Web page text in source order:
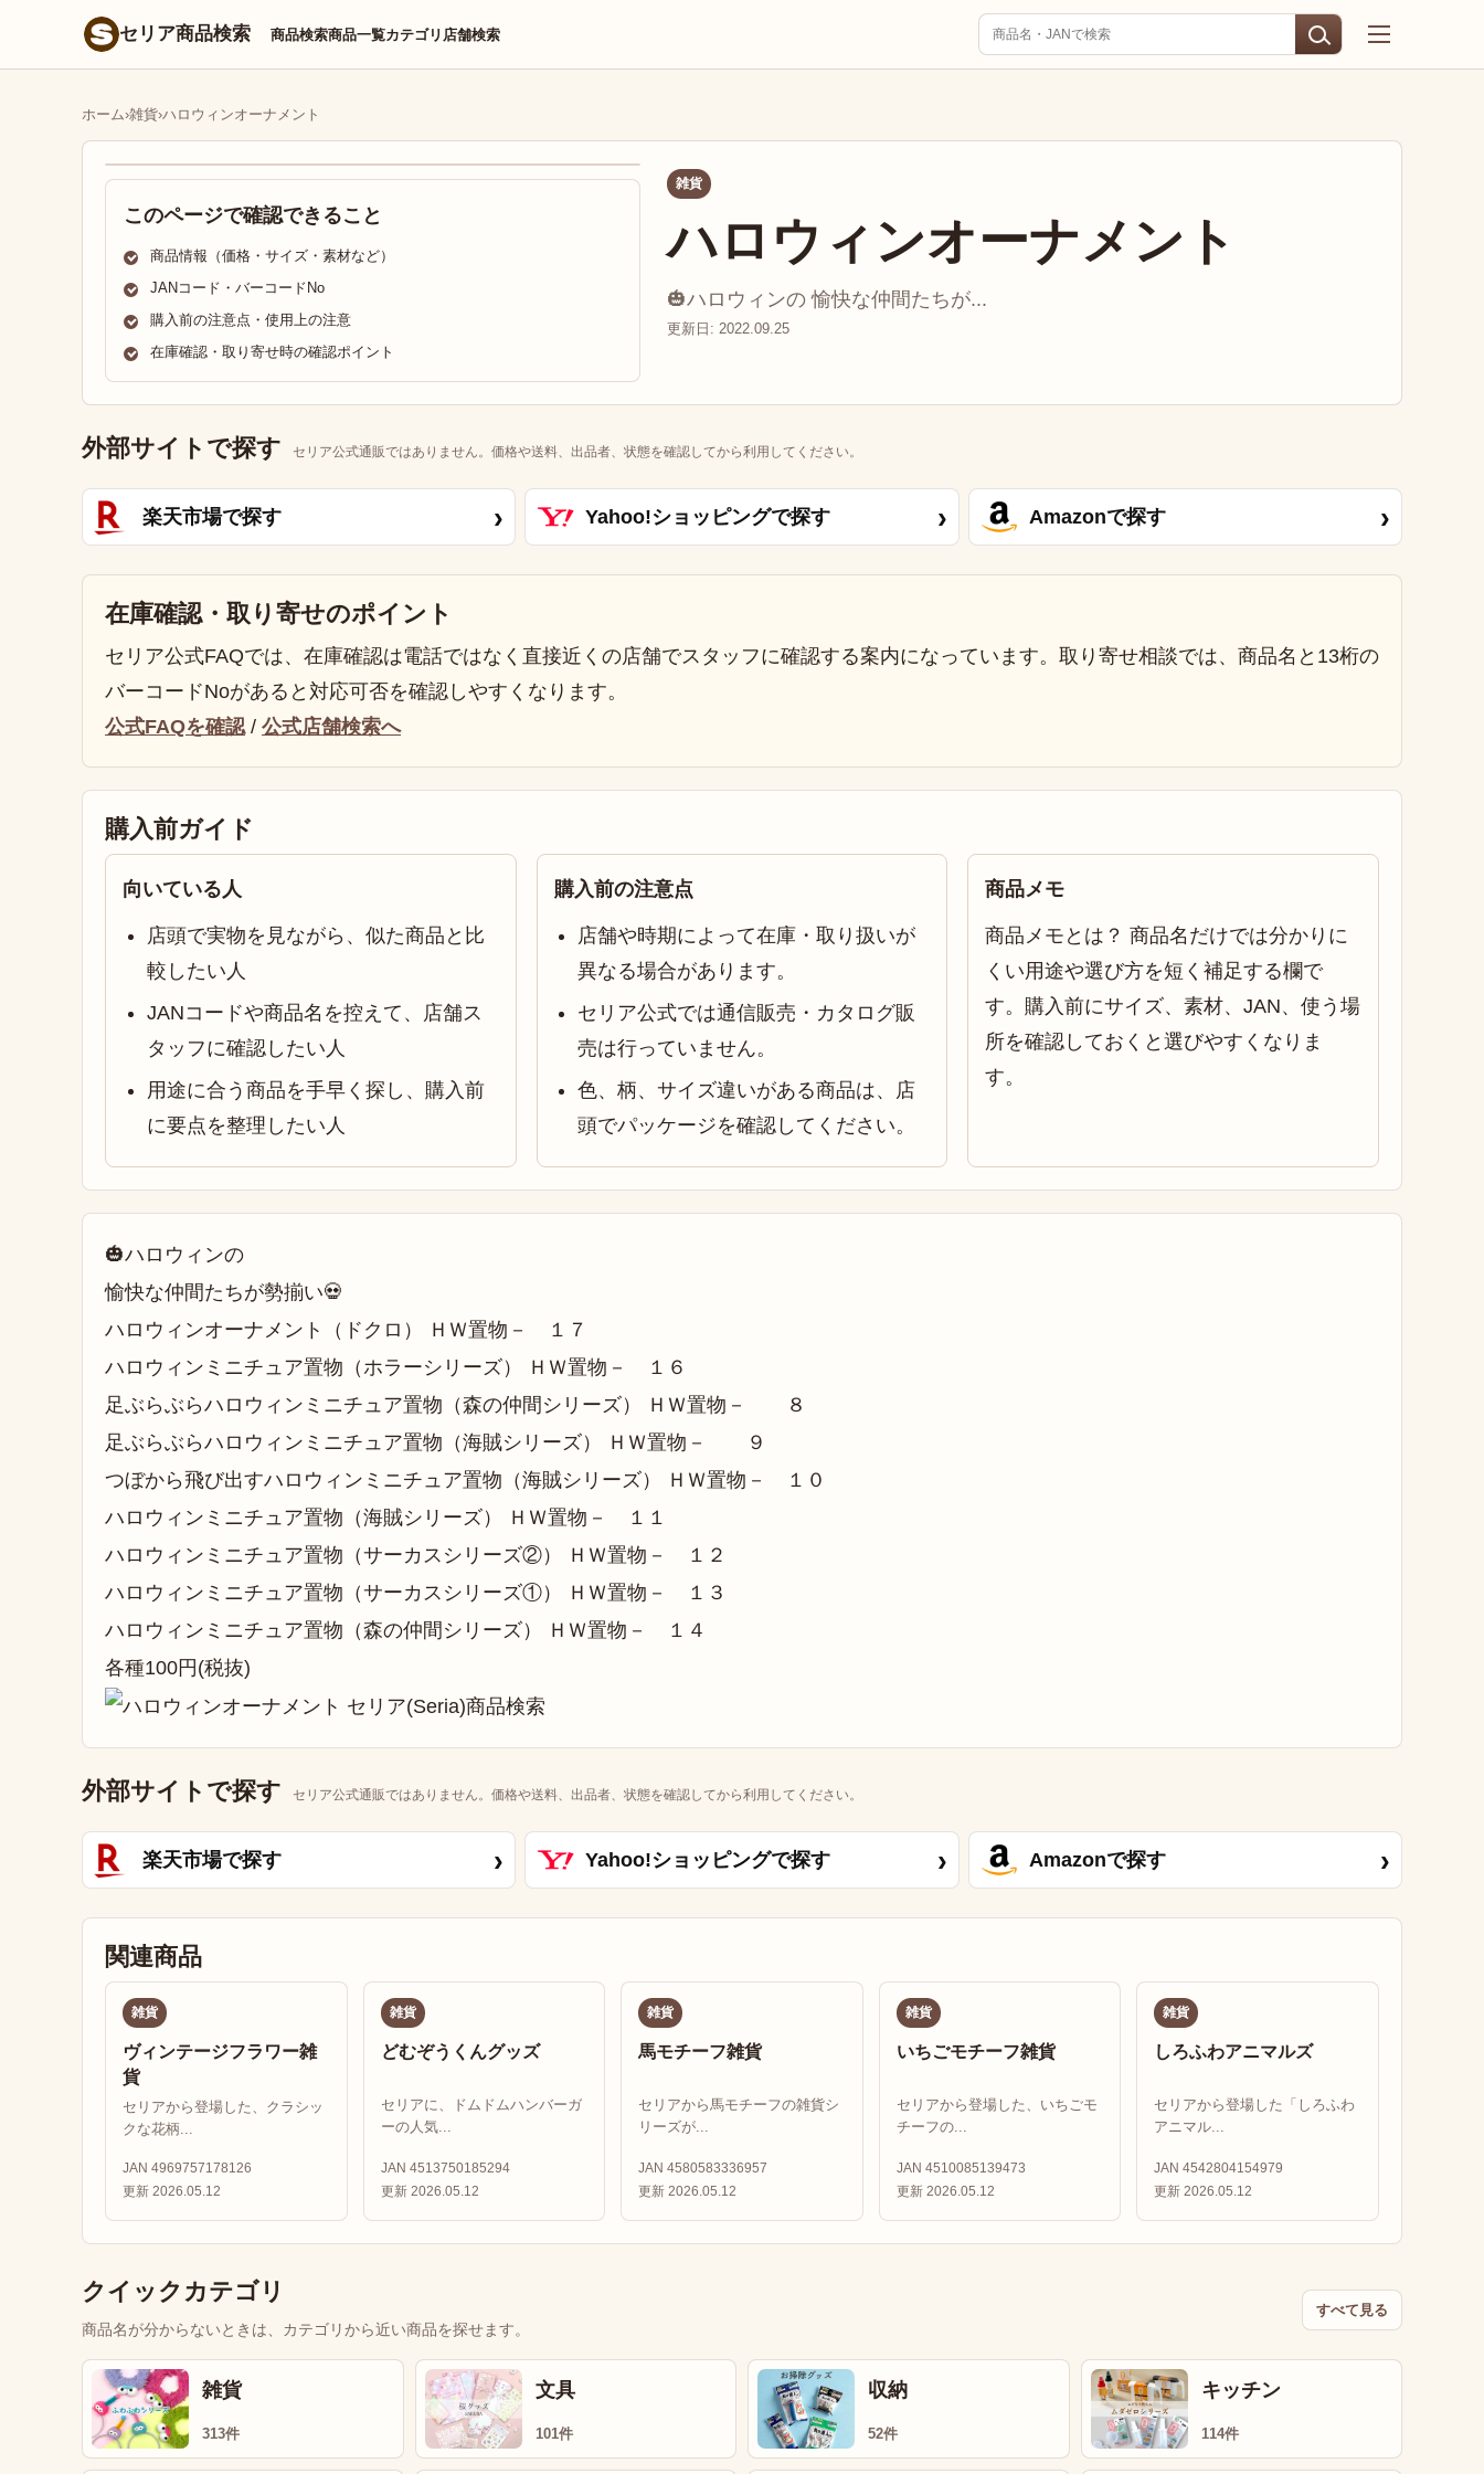
セリア商品検索 商品検索商品一覧カテゴリ 店舗検索
ホーム›雑貨›ハロウィンオーナメント
このページで確認できること
商品情報（価格・サイズ・素材など）
JANコード・バーコードNo
購入前の注意点・使用上の注意
在庫確認・取り寄せ時の確認ポイント
雑貨
ハロウィンオーナメント
🎃ハロウィンの 愉快な仲間たちが...
更新日: 2022.09.25
外部サイトで探す セリア公式通販ではありません。価格や送料、出品者、状態を確認してから利用してください。
楽天市場で探す › Yahoo!ショッピングで探す › Amazonで探す ›
在庫確認・取り寄せのポイント
セリア公式FAQでは、在庫確認は電話ではなく直接近くの店舗でスタッフに確認する案内になっています。取り寄せ相談では、商品名と13桁の
バーコードNoがあると対応可否を確認しやすくなります。
公式FAQを確認/ 公式店舗検索へ
購入前ガイド
向いている人
店頭で実物を見ながら、似た商品と比
較したい人
JANコードや商品名を控えて、店舗ス
タッフに確認したい人
用途に合う商品を手早く探し、購入前
に要点を整理したい人
購入前の注意点
店舗や時期によって在庫・取り扱いが
異なる場合があります。
セリア公式では通信販売・カタログ販
売は行っていません。
色、柄、サイズ違いがある商品は、店
頭でパッケージを確認してください。
商品メモ
商品メモとは？ 商品名だけでは分かりに
くい用途や選び方を短く補足する欄で
す。購入前にサイズ、素材、JAN、使う場
所を確認しておくと選びやすくなりま
す。
🎃ハロウィンの
愉快な仲間たちが勢揃い💀
ハロウィンオーナメント（ドクロ） ＨＷ置物－ １７
ハロウィンミニチュア置物（ホラーシリーズ） ＨＷ置物－ １６
足ぶらぶらハロウィンミニチュア置物（森の仲間シリーズ） ＨＷ置物－ ８
足ぶらぶらハロウィンミニチュア置物（海賊シリーズ） ＨＷ置物－ ９
つぼから飛び出すハロウィンミニチュア置物（海賊シリーズ） ＨＷ置物－ １０
ハロウィンミニチュア置物（海賊シリーズ） ＨＷ置物－ １１
ハロウィンミニチュア置物（サーカスシリーズ②） ＨＷ置物－ １２
ハロウィンミニチュア置物（サーカスシリーズ①） ＨＷ置物－ １３
ハロウィンミニチュア置物（森の仲間シリーズ） ＨＷ置物－ １４
各種100円(税抜)
外部サイトで探す セリア公式通販ではありません。価格や送料、出品者、状態を確認してから利用してください。
楽天市場で探す › Yahoo!ショッピングで探す › Amazonで探す ›
関連商品
雑貨
ヴィンテージフラワー雑
貨
セリアから登場した、クラシッ
クな花柄...
JAN 4969757178126
更新 2026.05.12
雑貨
どむぞうくんグッズ
セリアに、ドムドムハンバーガ
ーの人気...
JAN 4513750185294
更新 2026.05.12
雑貨
馬モチーフ雑貨
セリアから馬モチーフの雑貨シ
リーズが...
JAN 4580583336957
更新 2026.05.12
雑貨
いちごモチーフ雑貨
セリアから登場した、いちごモ
チーフの...
JAN 4510085139473
更新 2026.05.12
雑貨
しろふわアニマルズ
セリアから登場した「しろふわ
アニマル...
JAN 4542804154979
更新 2026.05.12
クイックカテゴリ
商品名が分からないときは、カテゴリから近い商品を探せます。
すべて見る
雑貨
313件
文具
101件
収納
52件
キッチン
114件